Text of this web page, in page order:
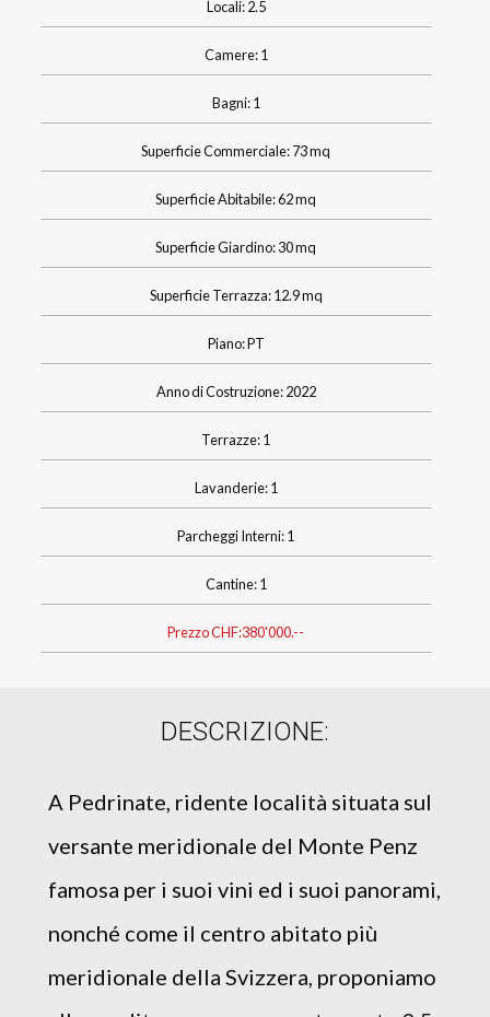
Locali: 2.5
Camere: 1
Bagni: 1
Superficie Commerciale: 73 mq
Superficie Abitabile: 62 mq
Superficie Giardino: 30 mq
Superficie Terrazza: 12.9 mq
Piano: PT
Anno di Costruzione: 2022
Terrazze: 1
Lavanderie: 1
Parcheggi Interni: 1
Cantine: 1
Prezzo CHF:380'000.--
DESCRIZIONE:
A Pedrinate, ridente località situata sul
versante meridionale del Monte Penz
famosa per i suoi vini ed i suoi panorami,
nonché come il centro abitato più
meridionale della Svizzera, proponiamo